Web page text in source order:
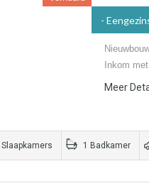
-
Inkom
Meer
Slaapkamers 1 Badkamer